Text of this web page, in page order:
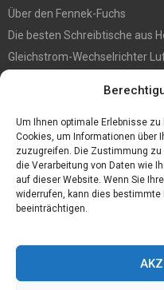
Um Ihnen optimale Erlebnisse
Cookies, um Informationen über
zuzugreifen. Die Zustimmung
die Verarbeitung von Daten wie
auf dieser Website. Wenn Sie
widerrufen, kann dies bestimmte
beeinträchtigen.
Über den Fennek-Fuchs
Die besten Schreibtische aus
Gleichstrom-Wechselrichter
Befall vorbeugen? So werden
Ein Convoi Exceptionnel